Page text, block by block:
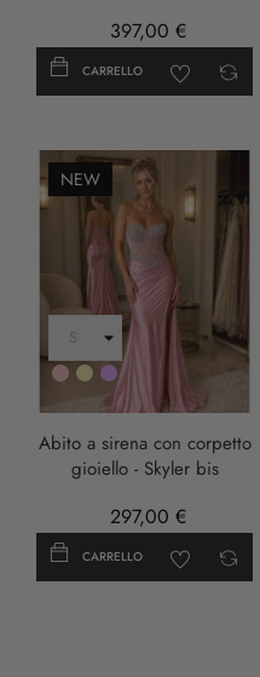
397,00 €
CARRELLO
NEW
RosaOroLILLA
Abito a sirena con corpetto
gioiello - Skyler bis
297,00 €
CARRELLO